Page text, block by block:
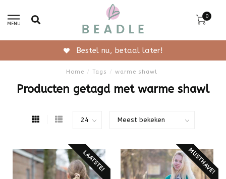
MENU
0
Bestel nu, betaal later!
Home / Tags / warme shawl
Producten getagd met warme shawl
LAATSTE! MUSTHAVE!